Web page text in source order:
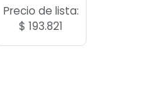
Precio de lista:
$ 193.821